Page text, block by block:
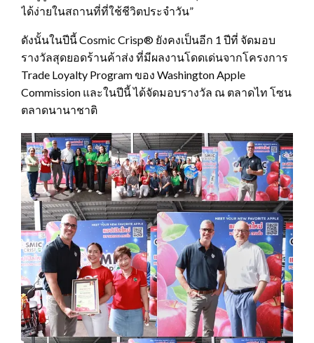
ได้ง่ายในสถานที่ที่ใช้ชีวิตประจำวัน”
ดังนั้นในปีนี้ Cosmic Crisp® ยังคงเป็นอีก 1 ปีที่ จัดมอบ
รางวัลสุดยอดร้านค้าส่ง ที่มีผลงานโดดเด่นจากโครงการ
Trade Loyalty Program ของ Washington Apple
Commission และในปีนี้ ได้จัดมอบรางวัล ณ ตลาดไท โซน
ตลาดนานาชาติ